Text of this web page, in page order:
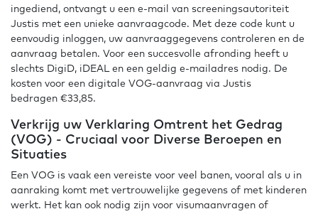
ingediend, ontvangt u een e-mail van screeningsautoriteit
Justis met een unieke aanvraagcode. Met deze code kunt u
eenvoudig inloggen, uw aanvraaggegevens controleren en de
aanvraag betalen. Voor een succesvolle afronding heeft u
slechts DigiD, iDEAL en een geldig e-mailadres nodig. De
kosten voor een digitale VOG-aanvraag via Justis
bedragen €33,85.
Verkrijg uw Verklaring Omtrent het Gedrag
(VOG) - Cruciaal voor Diverse Beroepen en
Situaties
Een VOG is vaak een vereiste voor veel banen, vooral als u in
aanraking komt met vertrouwelijke gegevens of met kinderen
werkt. Het kan ook nodig zijn voor visumaanvragen of